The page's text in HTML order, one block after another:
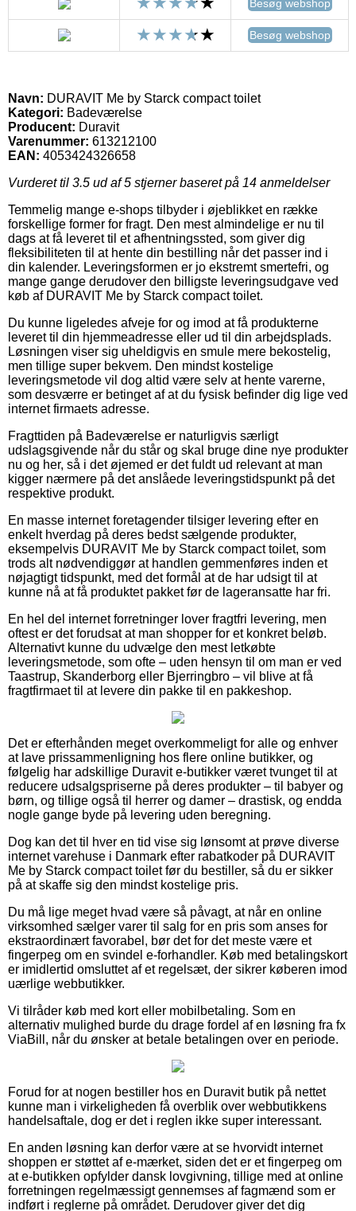
Besøg webshop
Besøg webshop
Navn: DURAVIT Me by Starck compact toilet
Kategori: Badeværelse
Producent: Duravit
Varenummer: 613212100
EAN: 4053424326658
Vurderet til 3.5 ud af 5 stjerner baseret på 14 anmeldelser
Temmelig mange e-shops tilbyder i øjeblikket en række
forskellige former for fragt. Den mest almindelige er nu til
dags at få leveret til et afhentningssted, som giver dig
fleksibiliteten til at hente din bestilling når det passer ind i
din kalender. Leveringsformen er jo ekstremt smertefri, og
mange gange derudover den billigste leveringsudgave ved
køb af DURAVIT Me by Starck compact toilet.
Du kunne ligeledes afveje for og imod at få produkterne
leveret til din hjemmeadresse eller ud til din arbejdsplads.
Løsningen viser sig uheldigvis en smule mere bekostelig,
men tillige super bekvem. Den mindst kostelige
leveringsmetode vil dog altid være selv at hente varerne,
som desværre er betinget af at du fysisk befinder dig lige ved
internet firmaets adresse.
Fragttiden på Badeværelse er naturligvis særligt
udslagsgivende når du står og skal bruge dine nye produkter
nu og her, så i det øjemed er det fuldt ud relevant at man
kigger nærmere på det anslåede leveringstidspunkt på det
respektive produkt.
En masse internet foretagender tilsiger levering efter en
enkelt hverdag på deres bedst sælgende produkter,
eksempelvis DURAVIT Me by Starck compact toilet, som
trods alt nødvendiggør at handlen gemmenføres inden et
nøjagtigt tidspunkt, med det formål at de har udsigt til at
kunne nå at få produktet pakket før de lageransatte har fri.
En hel del internet forretninger lover fragtfri levering, men
oftest er det forudsat at man shopper for et konkret beløb.
Alternativt kunne du udvælge den mest letkøbte
leveringsmetode, som ofte – uden hensyn til om man er ved
Taastrup, Skanderborg eller Bjerringbro – vil blive at få
fragtfirmaet til at levere din pakke til en pakkeshop.
Det er efterhånden meget overkommeligt for alle og enhver
at lave prissammenligning hos flere online butikker, og
følgelig har adskillige Duravit e-butikker været tvunget til at
reducere udsalgspriserne på deres produkter – til babyer og
børn, og tillige også til herrer og damer – drastisk, og endda
nogle gange byde på levering uden beregning.
Dog kan det til hver en tid vise sig lønsomt at prøve diverse
internet varehuse i Danmark efter rabatkoder på DURAVIT
Me by Starck compact toilet før du bestiller, så du er sikker
på at skaffe sig den mindst kostelige pris.
Du må lige meget hvad være så påvagt, at når en online
virksomhed sælger varer til salg for en pris som anses for
ekstraordinært favorabel, bør det for det meste være et
fingerpeg om en svindel e-forhandler. Køb med betalingskort
er imidlertid omsluttet af et regelsæt, der sikrer køberen imod
uærlige webbutikker.
Vi tilråder køb med kort eller mobilbetaling. Som en
alternativ mulighed burde du drage fordel af en løsning fra fx
ViaBill, når du ønsker at betale betalingen over en periode.
Forud for at nogen bestiller hos en Duravit butik på nettet
kunne man i virkeligheden få overblik over webbutikkens
handelsaftale, dog er det i reglen ikke super interessant.
En anden løsning kan derfor være at se hvorvidt internet
shoppen er støttet af e-mærket, siden det er et fingerpeg om
at e-butikken opfylder dansk lovgivning, tillige med at online
forretningen regelmæssigt gennemses af fagmænd som er
indført i reglerne på området. Derudover giver det dig